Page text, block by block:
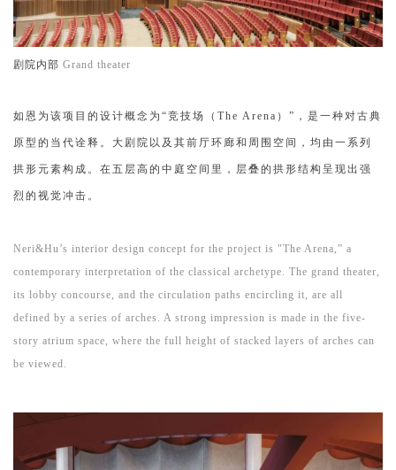
剧院内部 Grand theater
如恩为该项目的设计概念为“竞技场（The Arena）”，是一种对古典
原型的当代诠释。大剧院以及其前厅环廊和周围空间，均由一系列
拱形元素构成。在五层高的中庭空间里，层叠的拱形结构呈现出强
烈的视觉冲击。
Neri&Hu’s interior design concept for the project is "The Arena,” a
contemporary interpretation of the classical archetype. The grand theater,
its lobby concourse, and the circulation paths encircling it, are all
defined by a series of arches. A strong impression is made in the five-
story atrium space, where the full height of stacked layers of arches can
be viewed.